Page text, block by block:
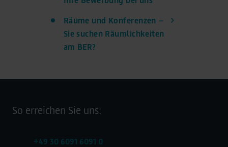
Räume und Konferenzen –
Sie suchen Räumlichkeiten
am BER?
So erreichen Sie uns:
+49 30 6091 6091 0